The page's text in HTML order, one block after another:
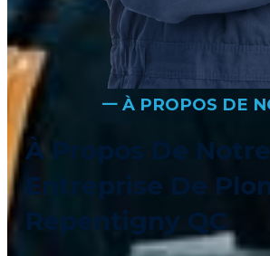
𑁋 À PROPOS DE
À Propos De Notre
Entreprise De
Repentigny QC